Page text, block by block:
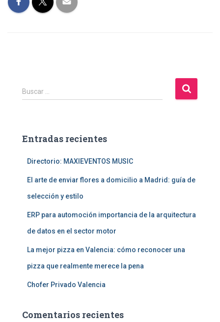
B
u
r
Buscar …
Entradas recientes
Directorio: MAXIEVENTOS MUSIC
El arte de enviar flores a domicilio a Madrid: guía de
selección y estilo
ERP para automoción importancia de la arquitectura
de datos en el sector motor
La mejor pizza en Valencia: cómo reconocer una
pizza que realmente merece la pena
Chofer Privado Valencia
Comentarios recientes